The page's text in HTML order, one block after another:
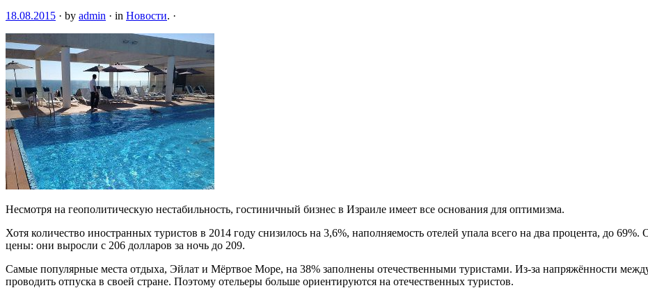
18.08.2015 · by admin · in Новости. ·
Несмотря на геополитическую нестабильность, гостиничный бизнес в Израиле имеет все основания для оптимизма.
Хотя количество иностранных туристов в 2014 году снизилось на 3,6%, наполняемость отелей упала всего на два процента, до
цены: они выросли с 206 долларов за ночь до 209.
Самые популярные места отдыха, Эйлат и Мёртвое Море, на 38% заполнены отечественными туристами. Из-за напряжённости
проводить отпуска в своей стране. Поэтому отельеры больше ориентируются на отечественных туристов.